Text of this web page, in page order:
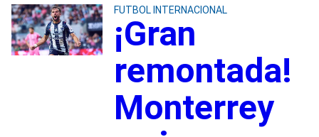
FUTBOL INTERNACIONAL
¡Gran
remontada!
Monterrey